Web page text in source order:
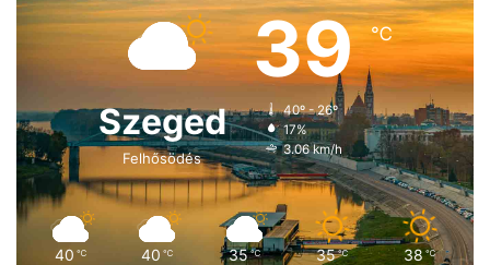
Szeged
Felhősödés
39℃
40º - 26º
17%
3.06 km/h
40 ℃ 40 ℃ 35 ℃ 35 ℃ 38 ℃